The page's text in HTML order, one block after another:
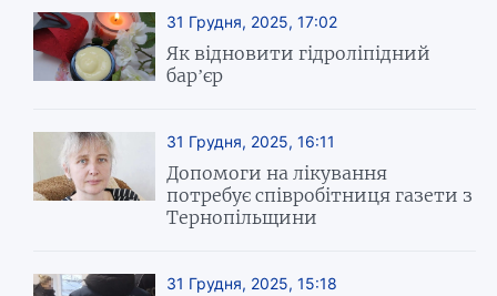
31 Грудня, 2025, 17:02
Як відновити гідроліпідний
бар’єр
31 Грудня, 2025, 16:11
Допомоги на лікування
потребує співробітниця газети з
Тернопільщини
31 Грудня, 2025, 15:18